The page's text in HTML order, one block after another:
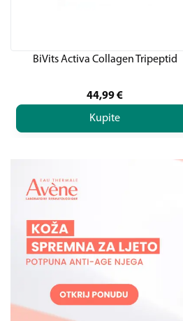
BiVits Activa Collagen Tripeptid
44,99€
Kupite